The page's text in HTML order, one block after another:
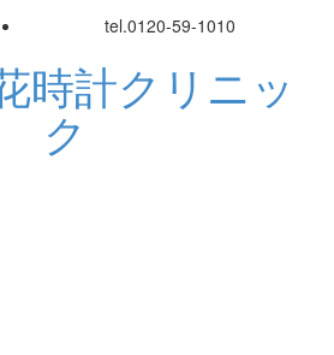
tel.0120-59-1010